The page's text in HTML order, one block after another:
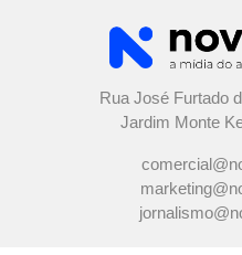
Rua José Furtado
Jardim Monte